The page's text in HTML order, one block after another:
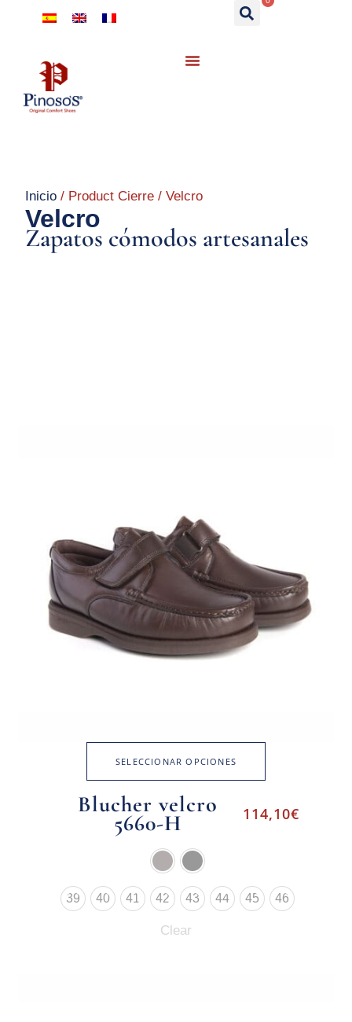
Inicio / Product Cierre / Velcro
Velcro
Zapatos cómodos artesanales
SELECCIONAR OPCIONES
Blucher velcro
5660-H 114,10€
39 40 41 42 43 44 45 46
Clear